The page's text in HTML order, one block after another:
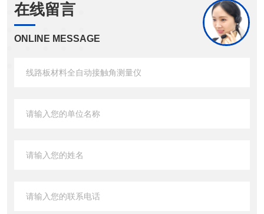
在线留言
ONLINE MESSAGE